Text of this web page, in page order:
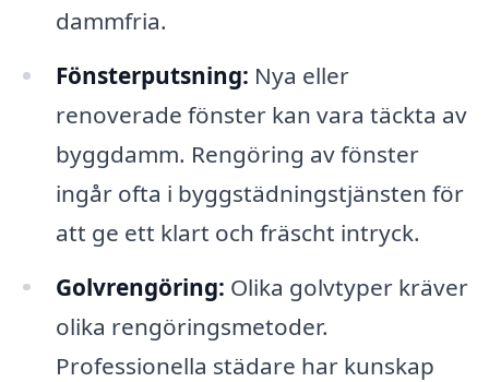
dammfria.
Fönsterputsning: Nya eller
renoverade fönster kan vara täckta av
byggdamm. Rengöring av fönster
ingår ofta i byggstädningstjänsten för
att ge ett klart och fräscht intryck.
Golvrengöring: Olika golvtyper kräver
olika rengöringsmetoder.
Professionella städare har kunskap